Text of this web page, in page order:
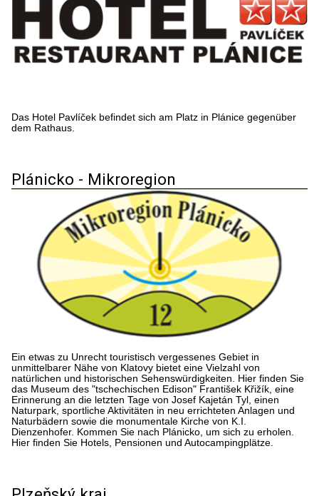
Das Hotel Pavlíček befindet sich am Platz in Plánice gegenüber
dem Rathaus.
Plánicko - Mikroregion
Ein etwas zu Unrecht touristisch vergessenes Gebiet in
unmittelbarer Nähe von Klatovy bietet eine Vielzahl von
natürlichen und historischen Sehenswürdigkeiten. Hier finden Sie
das Museum des "tschechischen Edison" František Křižík, eine
Erinnerung an die letzten Tage von Josef Kajetán Tyl, einen
Naturpark, sportliche Aktivitäten in neu errichteten Anlagen und
Naturbädern sowie die monumentale Kirche von K.I.
Dienzenhofer. Kommen Sie nach Plánicko, um sich zu erholen.
Hier finden Sie Hotels, Pensionen und Autocampingplätze.